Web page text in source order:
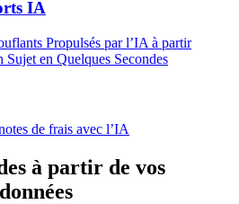
IA
Propulsés par l’IA à partir
en Quelques Secondes
de frais avec l’IA
à partir de vos